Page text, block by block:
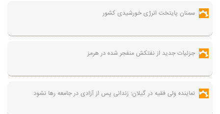
سمنان پایتخت انرژی خورشیدی کشور
جزئیات جدید از نفتکش منفجر شده در هرمز
نماینده ولی فقیه در گیلان: زندانی پس از آزادی در جامعه رها نشود